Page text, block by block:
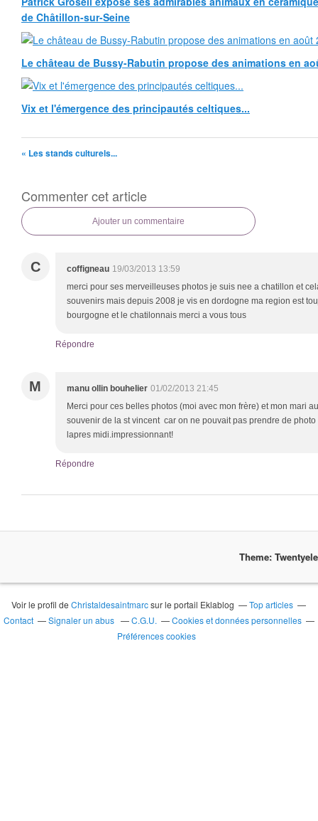
de Châtillon-sur-Seine
Le château de Bussy-Rabutin propose des animations en
Vix et l'émergence des principautés celtiques...
« Les stands culturels...
Commenter cet article
Ajouter un commentaire
C coffigneau 19/03/2013 13:59
merci pour ses merveilleuses photos je suis nee a chatillon et
souvenirs mais depuis 2008 je vis en dordogne ma region est
bourgogne et le chatilonnais merci a vous tous
Répondre
M manu ollin bouhelier 01/02/2013 21:45
Merci pour ces belles photos (moi avec mon frère) et mon mari
souvenir de la st vincent car on ne pouvait pas prendre de
lapres midi.impressionnant!
Répondre
Theme:
Voir le profil deChristaldesaintmarcsur le portail Eklablog
Top articles
Contact
Signaler un abus C.G.U.
Cookies et données personnelles
Préférences cookies